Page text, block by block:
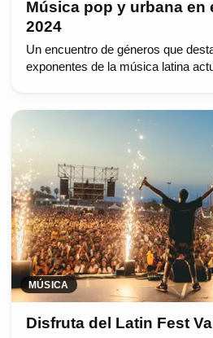
Música pop y urbana en
2024
Un encuentro de géneros que
exponentes de la música latina
MÚSICA
Disfruta del Latin Fest